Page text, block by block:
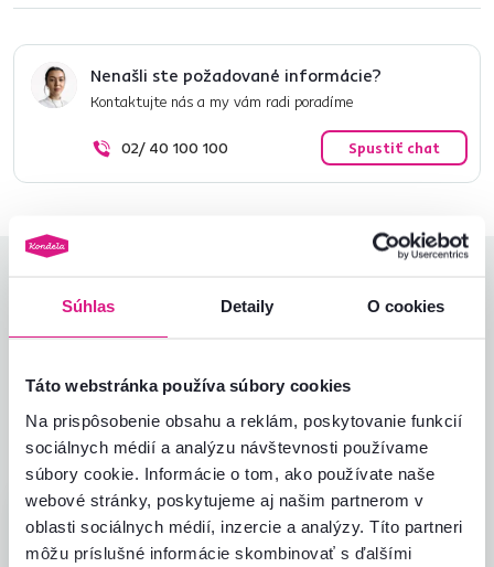
Súhlas Detaily O cookies
Táto webstránka používa súbory cookies
Na prispôsobenie obsahu a reklám, poskytovanie funkcií
sociálnych médií a analýzu návštevnosti používame
súbory cookie. Informácie o tom, ako používate naše
webové stránky, poskytujeme aj našim partnerom v
oblasti sociálnych médií, inzercie a analýzy. Títo partneri
môžu príslušné informácie skombinovať s ďalšími
Nenašli ste požadované informácie?
Kontaktujte nás a my vám radi poradíme
02/ 40 100 100 Spustiť chat
Jednoduchosť montáže
Zodpovedá očakávaniam
Zabalenie výrobku
Pomer hodnoty a ceny
5,0
R
Robert R.
20.6.2023, Košice,
Slovensko
5hviezdičiek